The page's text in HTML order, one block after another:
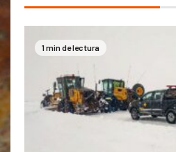
1 min de lectura